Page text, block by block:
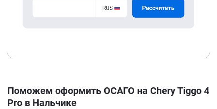
Поможем оформить ОСАГО на Chery Tiggo 4
Pro в Нальчике